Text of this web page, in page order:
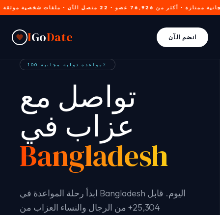
IGoDate انضم الآن
مواعدة دولية مجانية 100٪
تواصل مع
عزاب في
Bangladesh
ابدأ رحلة المواعدة في Bangladesh اليوم. قابل
25,304+ من الرجال والنساء العزاب من